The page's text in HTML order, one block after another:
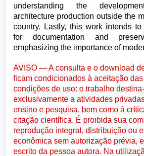
understanding the
architecture production outside the
country. Lastly, this work intends
for documentation and
emphasizing the importance of
AVISO — A consulta e o download
ficam condicionados à aceitação
condições de uso: o trabalho
exclusivamente a atividades
ensino e pesquisa, bem como à
citação científica. É proibida sua
reprodução integral, distribuição ou
econômica sem autorização prévia,
escrito da pessoa autora. Na